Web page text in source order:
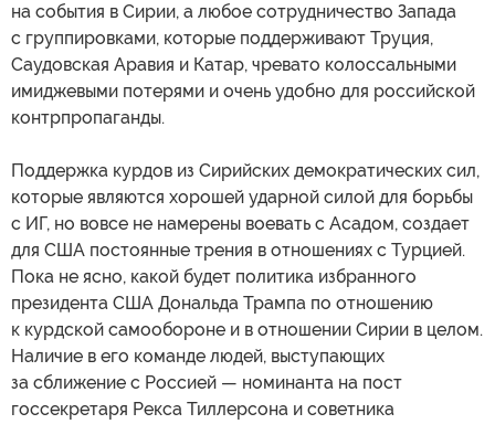
на события в Сирии, а любое сотрудничество Запада
с группировками, которые поддерживают Труция,
Саудовская Аравия и Катар, чревато колоссальными
имиджевыми потерями и очень удобно для российской
контрпропаганды.
Поддержка курдов из Сирийских демократических сил,
которые являются хорошей ударной силой для борьбы
с ИГ, но вовсе не намерены воевать с Асадом, создает
для США постоянные трения в отношениях с Турцией.
Пока не ясно, какой будет политика избранного
президента США Дональда Трампа по отношению
к курдской самообороне и в отношении Сирии в целом.
Наличие в его команде людей, выступающих
за сближение с Россией — номинанта на пост
госсекретаря Рекса Тиллерсона и советника